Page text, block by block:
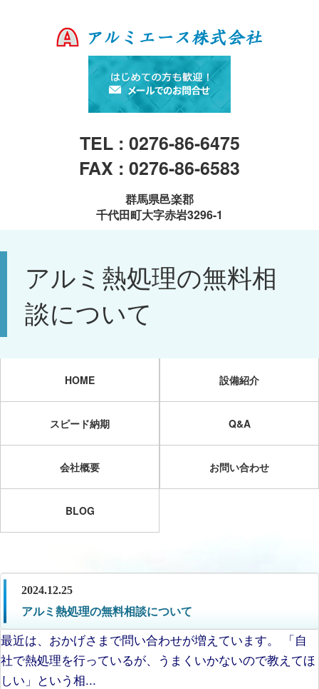
TEL : 0276-86-6475
FAX : 0276-86-6583
群馬県邑楽郡
千代田町大字赤岩3296-1
アルミ熱処理の無料相
談について
HOME 設備紹介
スピード納期 Q&A
会社概要 お問い合わせ
BLOG
2024.12.25
アルミ熱処理の無料相談について
最近は、おかげさまで問い合わせが増えています。 「自
社で熱処理を行っているが、うまくいかないので教えてほ
しい」という相...